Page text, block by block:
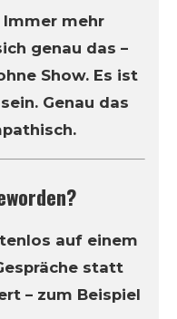
Immer mehr
genau das –
Show. Es ist
Genau das
auf einem
statt
– zum Beispiel